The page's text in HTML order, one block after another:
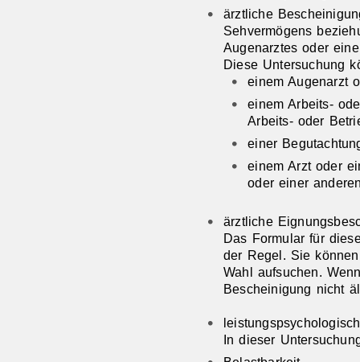
ärztliche
Sehvermögens
Augenarztes oder
Diese Untersuchung
einem Augenarzt
einem Arbeits-
Arbeits- oder
einer
einem Arzt oder
oder einer
ärztliche
Das Formular für
der Regel. Sie
Wahl aufsuchen.
Bescheinigung nicht
In dieser